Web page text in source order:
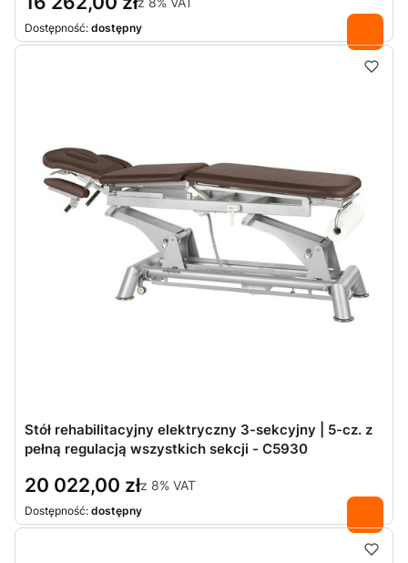
Dostępność: dostępny
Stół rehabilitacyjny elektryczny 3-sekcyjny | 5-cz. z
pełną regulacją wszystkich sekcji - C5930
20 022,00 złz 8% VAT
Dostępność: dostępny